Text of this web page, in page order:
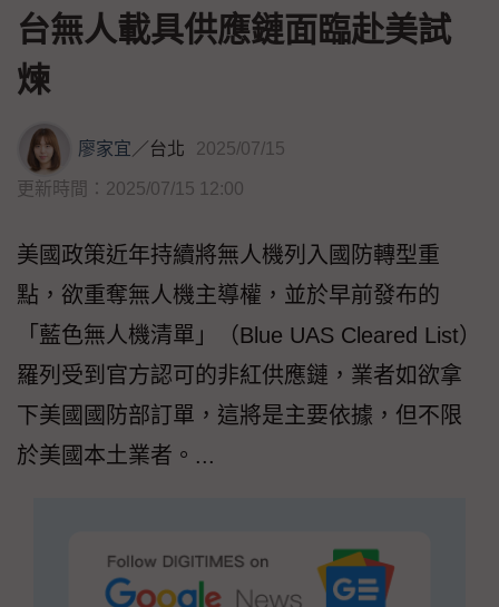
台無人載具供應鏈面臨赴美試
煉
廖家宜／台北 2025/07/15
更新時間：2025/07/15 12:00
美國政策近年持續將無人機列入國防轉型重
點，欲重奪無人機主導權，並於早前發布的
「藍色無人機清單」（Blue UAS Cleared List）
羅列受到官方認可的非紅供應鏈，業者如欲拿
下美國國防部訂單，這將是主要依據，但不限
於美國本土業者。...